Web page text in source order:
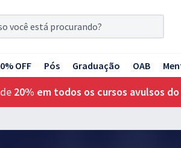
OFF Pós Graduação OAB
20% em todos os cursos avulsos do